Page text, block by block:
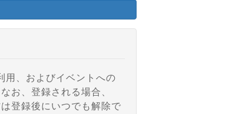
用、およびイベントへの
お、登録される場合、
登録後にいつでも解除で